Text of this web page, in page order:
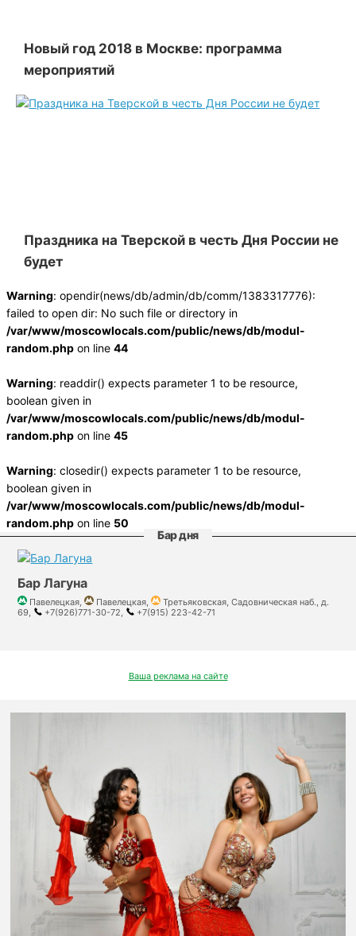
Новый год 2018 в Москве: программа
мероприятий
Праздника на Тверской в честь Дня России не
будет
Warning: opendir(news/db/admin/db/comm/1383317776):
failed to open dir: No such file or directory in
/var/www/moscowlocals.com/public/news/db/modul-
random.phpon line 44
Warning: readdir() expects parameter 1 to be resource,
boolean given in
/var/www/moscowlocals.com/public/news/db/modul-
random.phpon line 45
Warning: closedir() expects parameter 1 to be resource,
boolean given in
/var/www/moscowlocals.com/public/news/db/modul-
random.phpon line 50
Бар дня
Бар Лагуна
Павелецкая, Павелецкая,
Третьяковская, Садовническая наб., д.
69,
+7(926)771-30-72, +7(915) 223-42-71
Ваша реклама на сайте